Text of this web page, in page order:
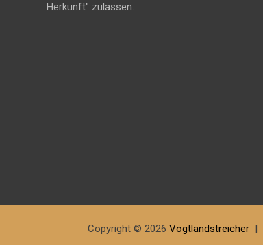
Herkunft" zulassen.
Copyright © 2026 Vogtlandstreicher